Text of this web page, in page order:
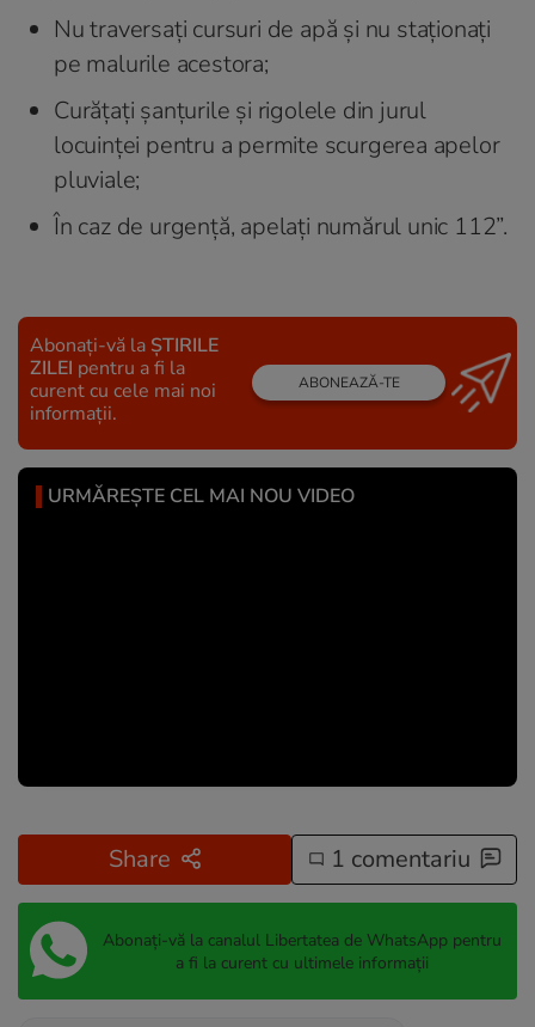
Nu traversați cursuri de apă și nu staționați
pe malurile acestora;
Curățați șanțurile și rigolele din jurul
locuinței pentru a permite scurgerea apelor
pluviale;
În caz de urgență, apelați numărul unic 112”.
Abonați-vă la ȘTIRILE
ZILEI pentru a fi la
curent cu cele mai noi
informații.
ABONEAZĂ-TE
URMĂREȘTE CEL MAI NOU VIDEO
Share 1 comentariu
Abonați-vă la canalul Libertatea de WhatsApp pentru
a fi la curent cu ultimele informații